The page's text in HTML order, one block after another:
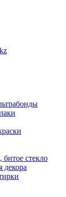
стекло
декора